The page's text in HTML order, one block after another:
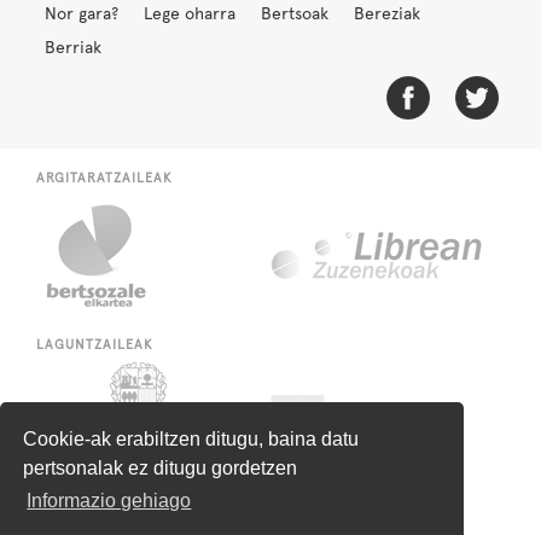
Cookie-ak erabiltzen ditugu, baina datu
pertsonalak ez ditugu gordetzen
Informazio gehiago
Nor gara? Lege oharra Bertsoak
Bereziak
Berriak
ARGITARATZAILEAK
LAGUNTZAILEAK